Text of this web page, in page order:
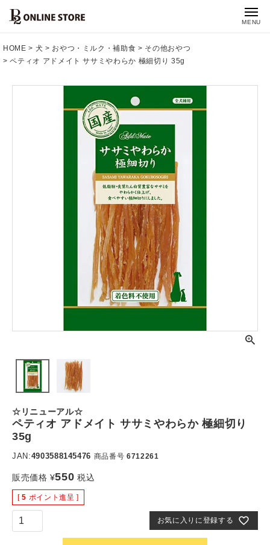
MENU
HOME 犬 おやつ・ミルク・補助食
その他おやつ
ペティオ アドメイト ササミやわらか 極細切り 35g
☆リニューアル☆
ペティオ アドメイト ササミやわらか 極細切り
35g
JAN:4903588145476 商品番号 6712261
販売価格 ¥550 税込
[ 5 ポイント進呈 ]
お気に入りに登録する